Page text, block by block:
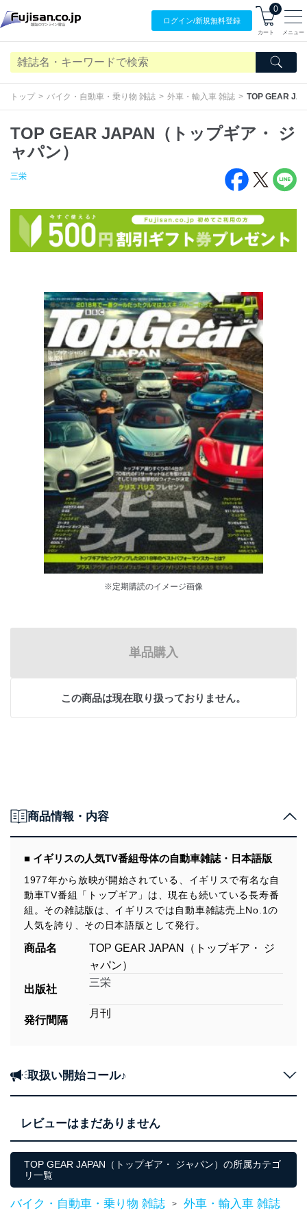
ログイン/新規無料登録
0
カート メニュー
トップ バイク・自動車・乗り物 雑誌 外車・輸入車 雑誌 TOP GEAR
TOP GEAR JAPAN（トップギア・ ジ
ャパン）
三栄
※定期購読のイメージ画像
単品購入
この商品は現在取り扱っておりません。
商品情報・内容
■ イギリスの人気TV番組母体の自動車雑誌・日本語版
1977年から放映が開始されている、イギリスで有名な自
動車TV番組「トップギア」は、現在も続いている長寿番
組。その雑誌版は、イギリスでは自動車雑誌売上No.1の
人気を誇り、その日本語版として発行。
商品名
TOP GEAR JAPAN（トップギア・ ジ
ャパン）
出版社
三栄
発行間隔
月刊
取扱い開始コール♪
レビューはまだありません
TOP GEAR JAPAN（トップギア・ ジャパン）の所属カテゴ
リ一覧
バイク・自動車・乗り物 雑誌 > 外車・輸入車 雑誌